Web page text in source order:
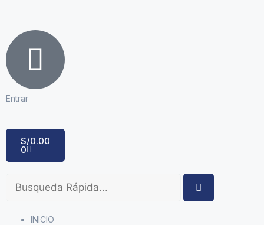
Entrar
S/0.00
0
INICIO